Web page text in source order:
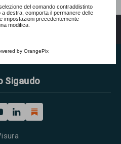
completa.
del comando contraddistinto
destra, comporta il permanere delle
impostazioni precedentemente
modifica.
by OrangePix
Tutti gli orari sono
Sigaudo